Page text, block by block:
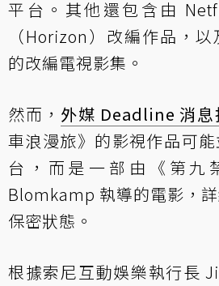
平台。其他還包含由
（Horizon）改編作品，以
的改編電視影集。
然而， 外媒 Deadline 消息
車浪漫旅》的影視作品可
台，而是一部由《第九
Blomkamp 執導的電影，
保密狀態。
根據索尼互動娛樂執行長